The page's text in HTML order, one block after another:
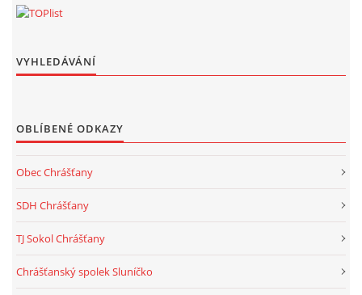
VYHLEDÁVÁNÍ
OBLÍBENÉ ODKAZY
Obec Chrášťany
SDH Chrášťany
TJ Sokol Chrášťany
Chrášťanský spolek Sluníčko